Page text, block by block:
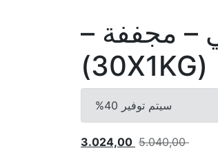
– مجففة –
(30X1KG)
سيتم توفير 40%
5.040,00 السعر
3.024,00